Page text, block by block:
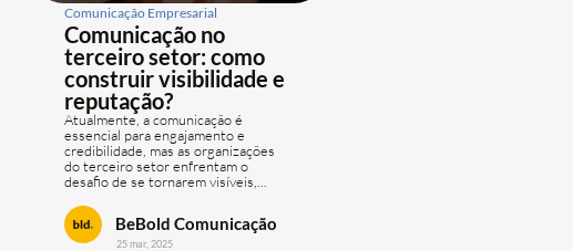
Comunicação Empresarial
Comunicação no
terceiro setor: como
construir visibilidade e
reputação?
Atualmente, a comunicação é
essencial para engajamento e
credibilidade, mas as organizações
do terceiro setor enfrentam o
desafio de se tornarem visíveis,...
BeBold Comunicação
25 mar, 2025